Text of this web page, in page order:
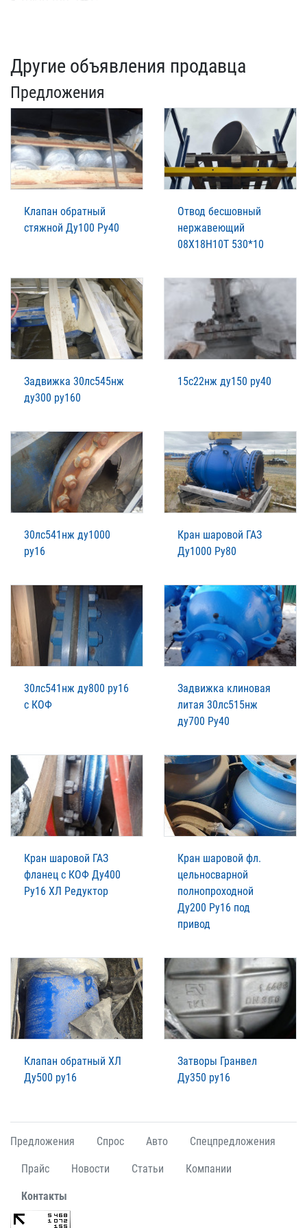
Другие объявления продавца
Предложения
Клапан обратный
стяжной Ду100 Ру40
Отвод бесшовный
нержавеющий
08Х18Н10Т 530*10
Задвижка 30лс545нж
ду300 ру160
15с22нж ду150 ру40
30лс541нж ду1000
ру16
Кран шаровой ГАЗ
Ду1000 Ру80
30лс541нж ду800 ру16
с КОФ
Задвижка клиновая
литая 30лс515нж
ду700 Ру40
Кран шаровой ГАЗ
фланец с КОФ Ду400
Ру16 ХЛ Редуктор
Кран шаровой фл.
цельносварной
полнопроходной
Ду200 Ру16 под
привод
Клапан обратный ХЛ
Ду500 ру16
Затворы Гранвел
Ду350 ру16
Предложения Спрос Авто Спецпредложения
Прайс Новости Статьи Компании
Контакты